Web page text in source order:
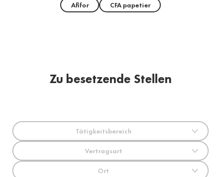
Afifor CFA papetier
Zu besetzende Stellen
Tätigkeitsbereich
Vertragsart
Ort